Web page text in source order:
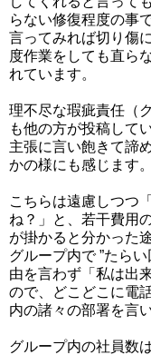
らない修復程度の事で
言ってみれば切り傷
度作業をしても直ら
れています。
理不尽な瑕疵責任（
も他の方が投稿して
主張に言い飽きて諦
かの様にも感じます。
こちらは遠慮しつつ
ね？」と、若干費用
が掛かると分かった
グループ内で ”たら
由を言わず「私は出
ので、どこどこに電
内の諸々の部署を言
グループ内の社員数